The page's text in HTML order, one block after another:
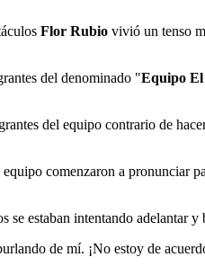
Flor Rubio vivió un tenso
del denominado "Equipo El
del equipo contrario de
comenzaron a pronunciar
estaban intentando adelantar y
de mí. ¡No estoy de